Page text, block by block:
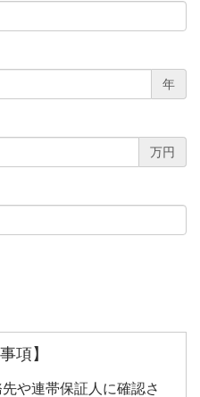
年
万円
項】
や連帯保証人に確認さ